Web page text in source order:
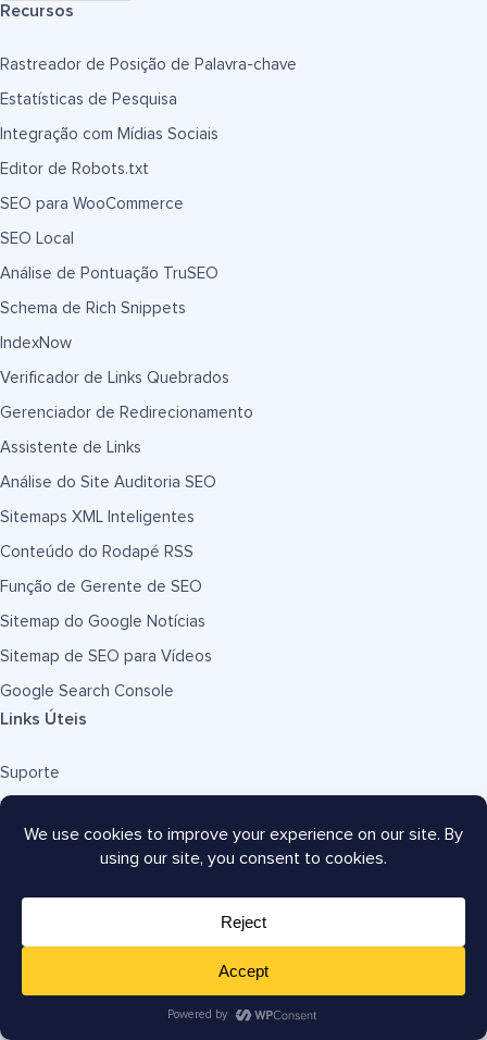
Recursos
Rastreador de Posição de Palavra-chave
Estatísticas de Pesquisa
Integração com Mídias Sociais
Editor de Robots.txt
SEO para WooCommerce
SEO Local
Análise de Pontuação TruSEO
Schema de Rich Snippets
IndexNow
Verificador de Links Quebrados
Gerenciador de Redirecionamento
Assistente de Links
Análise do Site Auditoria SEO
Sitemaps XML Inteligentes
Conteúdo do Rodapé RSS
Função de Gerente de SEO
Sitemap do Google Notícias
Sitemap de SEO para Vídeos
Google Search Console
Links Úteis
Suporte
Documentação
Planos e Preços
Crie um Site